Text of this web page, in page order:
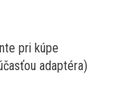
pri kúpe
adaptéra)